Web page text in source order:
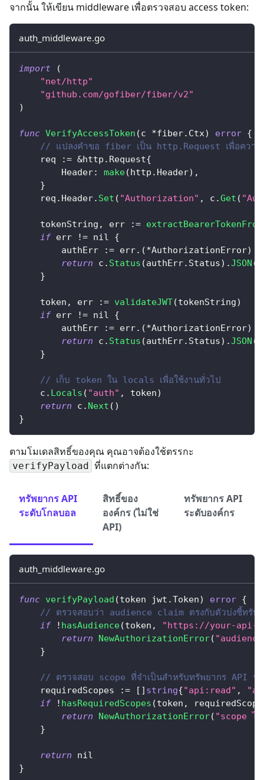
จากนั้น ให้เขียน middleware เพื่อตรวจสอบ access token:
auth_middleware.go
import
(
"net/http"
"github.com/gofiber/fiber/v2"
)
func VerifyAccessToken (c *fiber. Ctx) error {
// แปลงคำขอ fiber เป็น http.Request เพื่อความ
    req
:= &http . Request{
        Header
: make(http . Header) ,
}
    req
. Header. Set ( "Authorization" , c .Get (
    tokenString
, err :=
if err != nil
{
        authErr
:= err. (*AuthorizationError)
return c . Status (authErr. Status) .JSON (
}
    token
, err := validateJWT(tokenString)
if err != nil
{
        authErr
:= err. (*AuthorizationError)
return c . Status (authErr. Status) .JSON (
}
// เก็บ token ใน locals เพื่อใช้งานทั่วไป
    c
. Locals ( "auth" , token)
return c . Next ( )
}
ตามโมเดลสิทธิ์ของคุณ คุณอาจต้องใช้ตรรกะ
verifyPayload ที่แตกต่างกัน:
ทรัพยากร API
ระดับโกลบอล
สิทธิ์ของ
องค์กร (ไม่ใช่
API)
ทรัพยากร API
ระดับองค์กร
auth_middleware.go
func verifyPayload (token jwt .Token) error {
// ตรวจสอบว่า audience claim ตรงกับตัวบ่งชี้ทรัพ
if
! hasAudience(token ,
"https://your-api-
return
NewAuthorizationError(
}
// ตรวจสอบ scope ที่จำเป็นสำหรับทรัพยากร API ระ
    requiredScopes
:= [ ] string{"api:read" ,
if
! hasRequiredScopes (token ,
return
NewAuthorizationError( "scope ไม่
}
return
nil
}